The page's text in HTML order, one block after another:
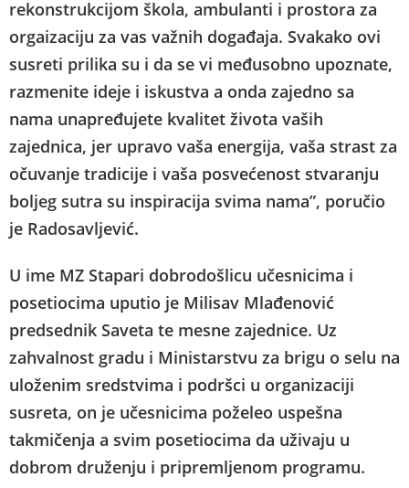
rekonstrukcijom škola, ambulanti i prostora za
orgaizaciju za vas važnih događaja. Svakako ovi
susreti prilika su i da se vi međusobno upoznate,
razmenite ideje i iskustva a onda zajedno sa
nama unapređujete kvalitet života vaših
zajednica, jer upravo vaša energija, vaša strast za
očuvanje tradicije i vaša posvećenost stvaranju
boljeg sutra su inspiracija svima nama”, poručio
je Radosavljević.
U ime MZ Stapari dobrodošlicu učesnicima i
posetiocima uputio je Milisav Mlađenović
predsednik Saveta te mesne zajednice. Uz
zahvalnost gradu i Ministarstvu za brigu o selu na
uloženim sredstvima i podršci u organizaciji
susreta, on je učesnicima poželeo uspešna
takmičenja a svim posetiocima da uživaju u
dobrom druženju i pripremljenom programu.